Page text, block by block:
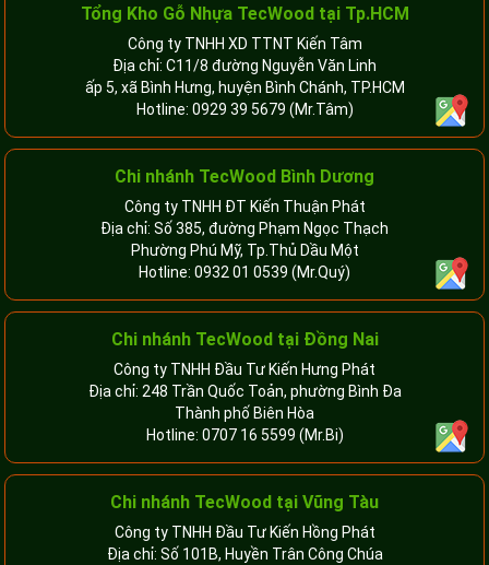
Tổng Kho Gỗ Nhựa TecWood tại Tp.HCM
Công ty TNHH XD TTNT Kiến Tâm
Địa chỉ: C11/8 đường Nguyễn Văn Linh
ấp 5, xã Bình Hưng, huyện Bình Chánh, TP.HCM
Hotline: 0929 39 5679 (Mr.Tâm)
Chi nhánh TecWood Bình Dương
Công ty TNHH ĐT Kiến Thuận Phát
Địa chỉ: Số 385, đường Phạm Ngọc Thạch
Phường Phú Mỹ, Tp.Thủ Dầu Một
Hotline: 0932 01 0539 (Mr.Quý)
Chi nhánh TecWood tại Đồng Nai
Công ty TNHH Đầu Tư Kiến Hưng Phát
Địa chỉ: 248 Trần Quốc Toản, phường Bình Đa
Thành phố Biên Hòa
Hotline: 0707 16 5599 (Mr.Bi)
Chi nhánh TecWood tại Vũng Tàu
Công ty TNHH Đầu Tư Kiến Hồng Phát
Địa chỉ: Số 101B, Huyền Trân Công Chúa